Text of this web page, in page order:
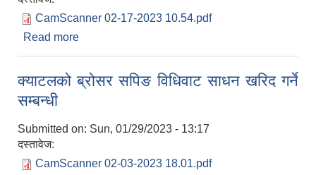
CamScanner 02-17-2023 10.54.pdf
Read more
क्याटलको ब्रोसर सपिङ विधिवाट साधन खरिद गर्ने
सम्बन्धी
Submitted on: Sun, 01/29/2023 - 13:17
दस्तावेज:
CamScanner 02-03-2023 18.01.pdf